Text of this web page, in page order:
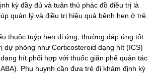
kỳ đầy đủ và tuân thủ phác đồ điều trị là
quản lý và điều trị hiệu quả bệnh hen ở trẻ.
thuộc tuýp hen dị ứng, thường đáp ứng tốt
dự phòng như Corticosteroid dạng hít (ICS)
hít phối hợp với thuốc giãn phế quản tác
Phụ huynh cần đưa trẻ đi khám định kỳ